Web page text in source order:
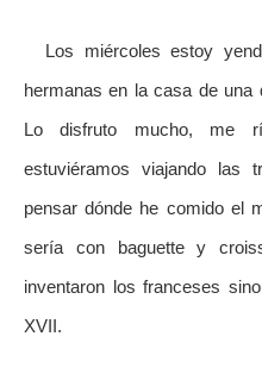
Los miércoles estoy
hermanas en la casa de una
Lo disfruto mucho, me
estuviéramos viajando las
pensar dónde he comido el
sería con baguette y
inventaron los franceses
XVII.